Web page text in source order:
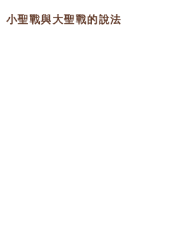
小聖戰與大聖戰的說法